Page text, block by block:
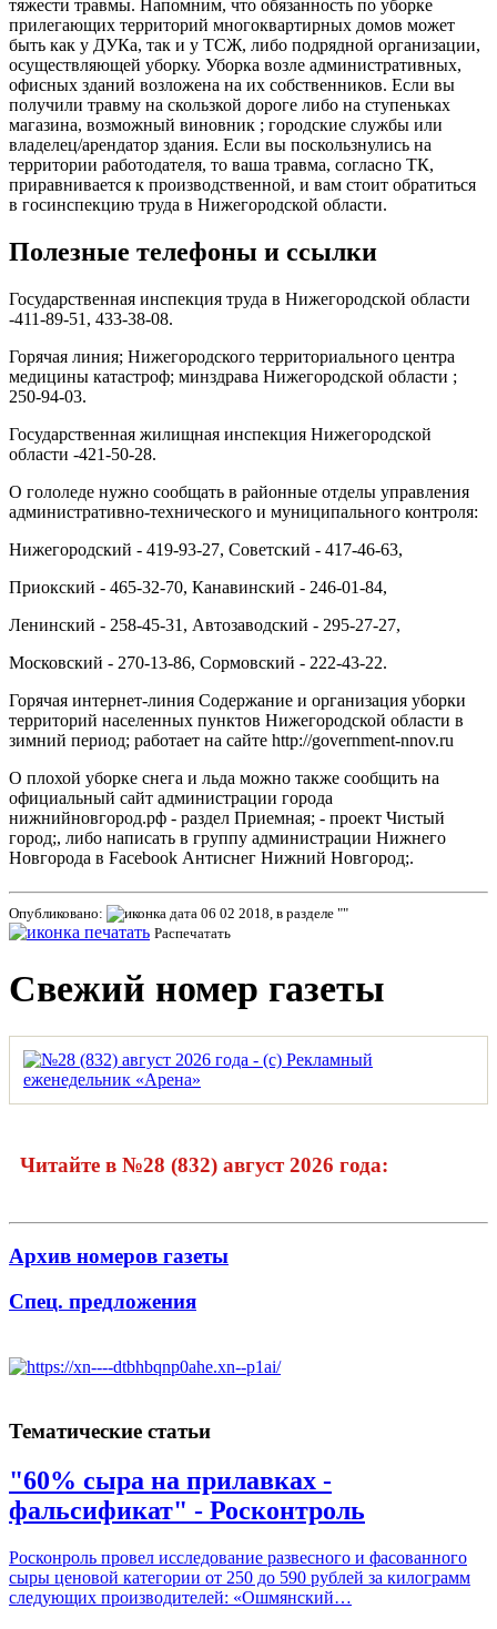
тяжести травмы. Напомним, что обязанность по уборке
прилегающих территорий многоквартирных домов может
быть как у ДУКа, так и у ТСЖ, либо подрядной организации,
осуществляющей уборку. Уборка возле административных,
офисных зданий возложена на их собственников. Если вы
получили травму на скользкой дороге либо на ступеньках
магазина, возможный виновник ; городские службы или
владелец/арендатор здания. Если вы поскользнулись на
территории работодателя, то ваша травма, согласно ТК,
приравнивается к производственной, и вам стоит обратиться
в госинспекцию труда в Нижегородской области.
Полезные телефоны и ссылки
Государственная инспекция труда в Нижегородской области
-411-89-51, 433-38-08.
Горячая линия; Нижегородского территориального центра
медицины катастроф; минздрава Нижегородской области ;
250-94-03.
Государственная жилищная инспекция Нижегородской
области -421-50-28.
О гололеде нужно сообщать в районные отделы управления
административно-технического и муниципального контроля:
Нижегородский - 419-93-27, Советский - 417-46-63,
Приокский - 465-32-70, Канавинский - 246-01-84,
Ленинский - 258-45-31, Автозаводский - 295-27-27,
Московский - 270-13-86, Сормовский - 222-43-22.
Горячая интернет-линия Содержание и организация уборки
территорий населенных пунктов Нижегородской области в
зимний период; работает на сайте http://government-nnov.ru
О плохой уборке снега и льда можно также сообщить на
официальный сайт администрации города
нижнийновгород.рф - раздел Приемная; - проект Чистый
город;, либо написать в группу администрации Нижнего
Новгорода в Facebook Антиснег Нижний Новгород;.
Опубликовано:
06 02 2018, в разделе ""
Распечатать
Свежий номер газеты
Читайте в №28 (832) август 2026 года:
Архив номеров газеты
Спец. предложения
Тематические статьи
"60% сыра на прилавках -
фальсификат" - Росконтроль
Росконроль провел исследование развесного и фасованного
сыры ценовой категории от 250 до 590 рублей за килограмм
следующих производителей: «Ошмянский…